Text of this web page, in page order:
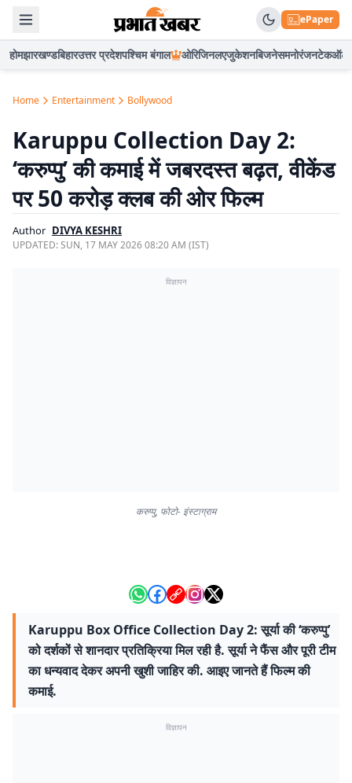
ePaper
होमझारखण्डबिहारउत्तर प्रदेशपश्चिम बंगाल ओरिजिनलएजुकेशनबिजनेसमनोरंजनटेकऑटो
Home Entertainment Bollywood
Karuppu Collection Day 2:
‘करुप्पु’ की कमाई में जबरदस्त बढ़त, वीकेंड
पर 50 करोड़ क्लब की ओर फिल्म
Author DIVYA KESHRI
UPDATED:SUN, 17 MAY 2026 08:20 AM (IST)
विज्ञापन
करुप्पु, फोटो- इंस्टाग्राम
Karuppu Box Office Collection Day 2: सूर्या की ‘करुप्पु’
को दर्शकों से शानदार प्रतिक्रिया मिल रही है. सूर्या ने फैंस और पूरी टीम
का धन्यवाद देकर अपनी खुशी जाहिर की. आइए जानते हैं फिल्म की
कमाई.
विज्ञापन